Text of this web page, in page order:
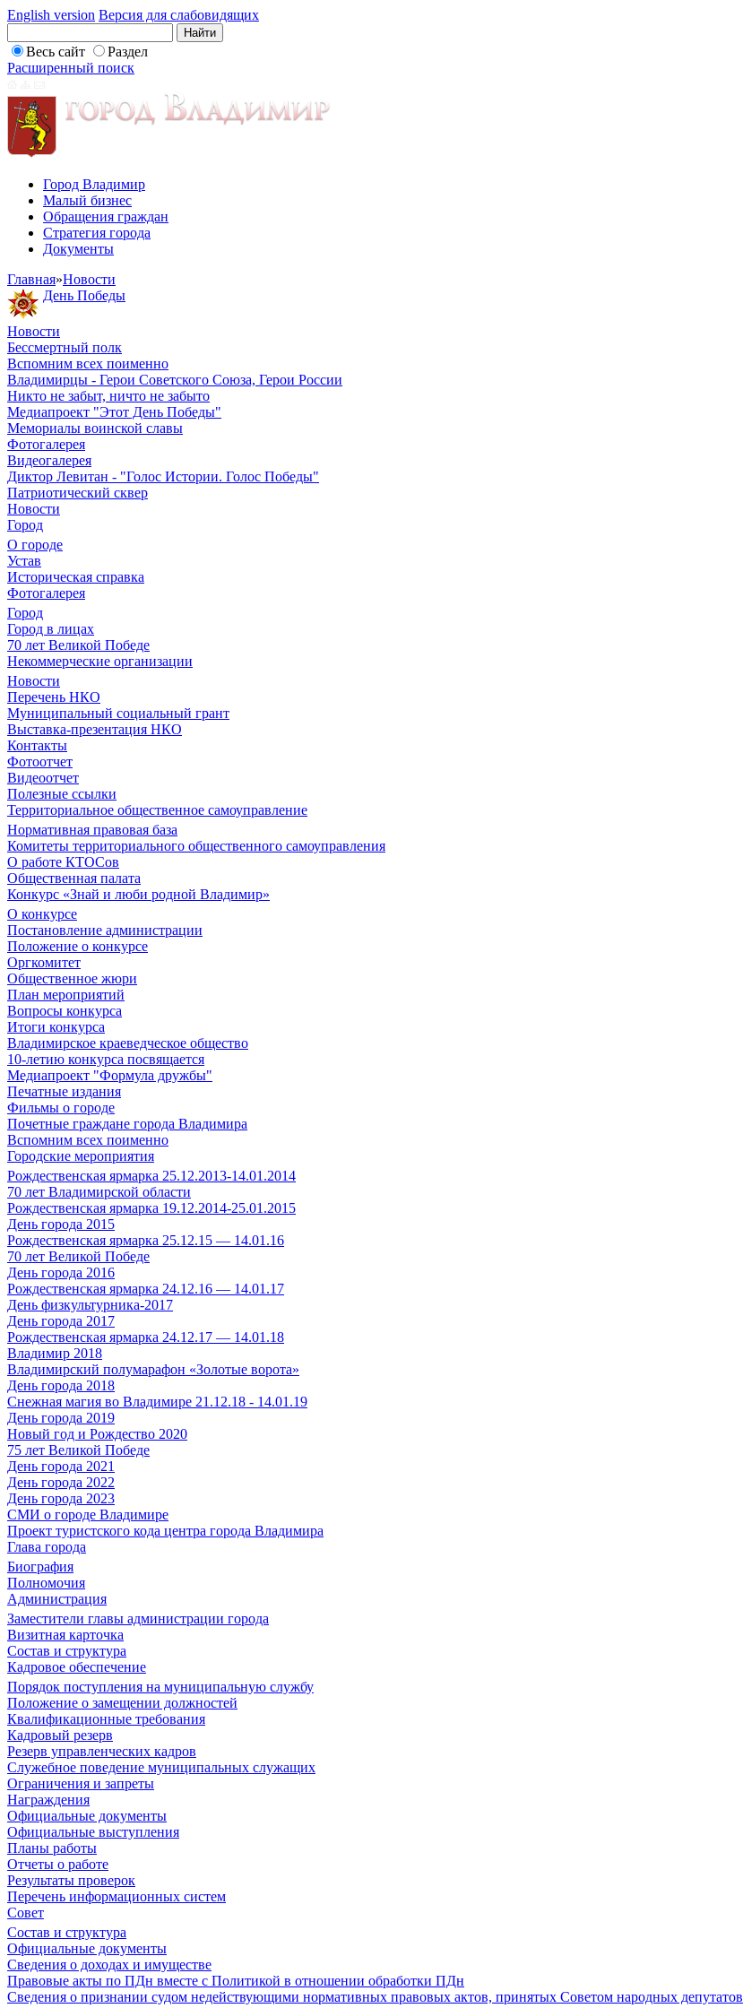
English version Версия для слабовидящих
Весь сайт
Раздел
Расширенный поиск
Город Владимир
Малый бизнес
Обращения граждан
Стратегия города
Документы
Главная»Новости
День Победы
Новости
Бессмертный полк
Вспомним всех поименно
Владимирцы - Герои Советского Союза, Герои России
Никто не забыт, ничто не забыто
Медиапроект "Этот День Победы"
Мемориалы воинской славы
Фотогалерея
Видеогалерея
Диктор Левитан - "Голос Истории. Голос Победы"
Патриотический сквер
Новости
Город
О городе
Устав
Историческая справка
Фотогалерея
Город
Город в лицах
70 лет Великой Победе
Некоммерческие организации
Новости
Перечень НКО
Муниципальный социальный грант
Выставка-презентация НКО
Контакты
Фотоотчет
Видеоотчет
Полезные ссылки
Территориальное общественное самоуправление
Нормативная правовая база
Комитеты территориального общественного самоуправления
О работе КТОСов
Общественная палата
Конкурс «Знай и люби родной Владимир»
О конкурсе
Постановление администрации
Положение о конкурсе
Оргкомитет
Общественное жюри
План мероприятий
Вопросы конкурса
Итоги конкурса
Владимирское краеведческое общество
10-летию конкурса посвящается
Медиапроект "Формула дружбы"
Печатные издания
Фильмы о городе
Почетные граждане города Владимира
Вспомним всех поименно
Городские мероприятия
Рождественская ярмарка 25.12.2013-14.01.2014
70 лет Владимирской области
Рождественская ярмарка 19.12.2014-25.01.2015
День города 2015
Рождественская ярмарка 25.12.15 — 14.01.16
70 лет Великой Победе
День города 2016
Рождественская ярмарка 24.12.16 — 14.01.17
День физкультурника-2017
День города 2017
Рождественская ярмарка 24.12.17 — 14.01.18
Владимир 2018
Владимирский полумарафон «Золотые ворота»
День города 2018
Снежная магия во Владимире 21.12.18 - 14.01.19
День города 2019
Новый год и Рождество 2020
75 лет Великой Победе
День города 2021
День города 2022
День города 2023
СМИ о городе Владимире
Проект туристского кода центра города Владимира
Глава города
Биография
Полномочия
Администрация
Заместители главы администрации города
Визитная карточка
Состав и структура
Кадровое обеспечение
Порядок поступления на муниципальную службу
Положение о замещении должностей
Квалификационные требования
Кадровый резерв
Резерв управленческих кадров
Служебное поведение муниципальных служащих
Ограничения и запреты
Награждения
Официальные документы
Официальные выступления
Планы работы
Отчеты о работе
Результаты проверок
Перечень информационных систем
Совет
Состав и структура
Официальные документы
Сведения о доходах и имуществе
Правовые акты по ПДн вместе с Политикой в отношении обработки ПДн
Сведения о признании судом недействующими нормативных правовых актов, принятых Советом народных депутатов